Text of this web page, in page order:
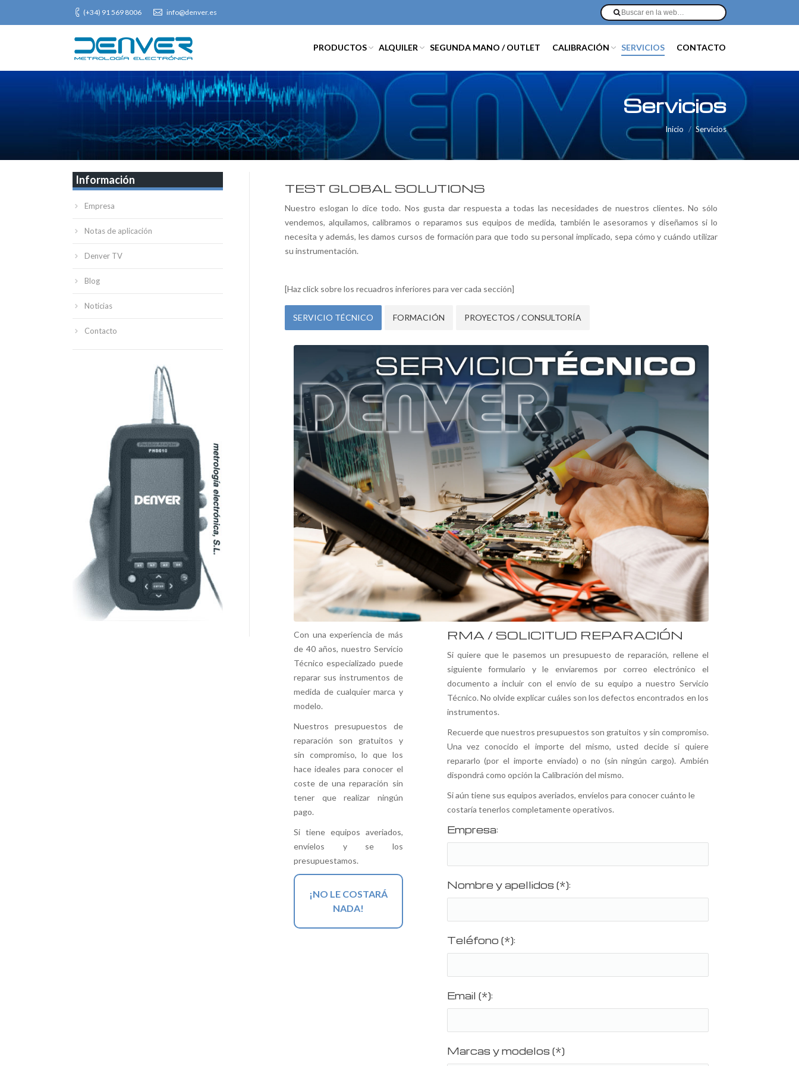
(+34) 91 569 8006 info@denver.es
PRODUCTOS ALQUILER SEGUNDA MANO / OUTLET CALIBRACIÓN SERVICIOS CONTACTO
Servicios
Inicio Servicios
TEST GLOBAL SOLUTIONS
Nuestro eslogan lo dice todo. Nos gusta dar respuesta a todas las necesidades de nuestros clientes. No sólo
vendemos, alquilamos, calibramos o reparamos sus equipos de medida, también le asesoramos y diseñamos si lo
necesita y además, les damos cursos de formación para que todo su personal implicado, sepa cómo y cuándo utilizar
su instrumentación.
[Haz click sobre los recuadros inferiores para ver cada sección]
SERVICIO TÉCNICO FORMACIÓN PROYECTOS / CONSULTORÍA
Con una experiencia de más
de 40 años, nuestro Servicio
Técnico especializado puede
reparar sus instrumentos de
medida de cualquier marca y
modelo.
Nuestros presupuestos de
reparación son gratuitos y
sin compromiso, lo que los
hace ideales para conocer el
coste de una reparación sin
tener que realizar ningún
pago.
Si tiene equipos averiados,
envíelos y se los
presupuestamos.
¡NO LE COSTARÁ
NADA!
RMA / SOLICITUD REPARACIÓN
Si quiere que le pasemos un presupuesto de reparación, rellene el
siguiente formulario y le enviaremos por correo electrónico el
documento a incluir con el envío de su equipo a nuestro Servicio
Técnico. No olvide explicar cuáles son los defectos encontrados en los
instrumentos.
Recuerde que nuestros presupuestos son gratuitos y sin compromiso.
Una vez conocido el importe del mismo, usted decide si quiere
repararlo (por el importe enviado) o no (sin ningún cargo). Ambién
dispondrá como opción la Calibración del mismo.
Si aún tiene sus equipos averiados, envíelos para conocer cuánto le
costaría tenerlos completamente operativos.
Empresa:
Nombre y apellidos (*):
Teléfono (*):
Email (*):
Marcas y modelos (*)
Información
Empresa
Notas de aplicación
Denver TV
Blog
Noticias
Contacto